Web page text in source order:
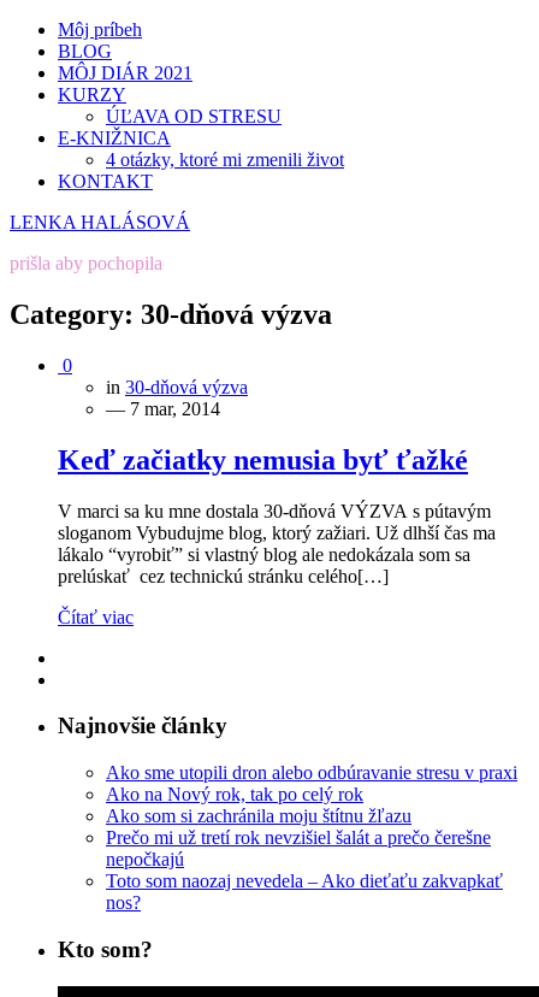
Môj príbeh
BLOG
MÔJ DIÁR 2021
KURZY
ÚĽAVA OD STRESU
E-KNIŽNICA
4 otázky, ktoré mi zmenili život
KONTAKT
LENKA HALÁSOVÁ
prišla aby pochopila
Category: 30-dňová výzva
0
in 30-dňová výzva
— 7 mar, 2014
Keď začiatky nemusia byť ťažké
V marci sa ku mne dostala 30-dňová VÝZVA s pútavým
sloganom Vybudujme blog, ktorý zažiari. Už dlhší čas ma
lákalo “vyrobiť” si vlastný blog ale nedokázala som sa
prelúskať cez technickú stránku celého[…]
Čítať viac
Najnovšie články
Ako sme utopili dron alebo odbúravanie stresu v praxi
Ako na Nový rok, tak po celý rok
Ako som si zachránila moju štítnu žľazu
Prečo mi už tretí rok nevzišiel šalát a prečo čerešne
nepočkajú
Toto som naozaj nevedela – Ako dieťaťu zakvapkať
nos?
Kto som?